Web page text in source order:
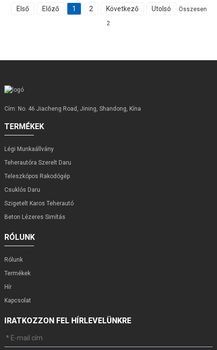
Első Előző 1 2 Következő Utolsó Összesen
2
Cím: No. 46 Jiacheng Road, Jining, Shandong, Kína
TERMÉKEK
Légi Munkaállvány
Teherautóra Szerelt Daru
Teleszkópos Rakodógép
Csuklós Daru
Szigetelt Karos Teherautó
Beton Lézeres Simítás
RÓLUNK
Rólunk
Termékek
Hír
Kapcsolat
IRATKOZZON FEL HÍRLEVELÜNKRE